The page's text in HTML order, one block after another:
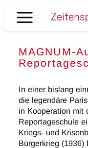
Inhalt
MAGNUM-
In einer bislang
die legendäre
in Kooperation mit
Reportageschule
Kriegs- und
Bürgerkrieg (1936)